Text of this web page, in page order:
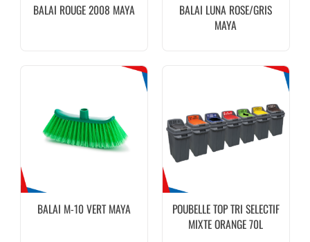
BALAI ROUGE 2008 MAYA
BALAI LUNA ROSE/GRIS
MAYA
BALAI M-10 VERT MAYA
POUBELLE TOP TRI SELECTIF
MIXTE ORANGE 70L